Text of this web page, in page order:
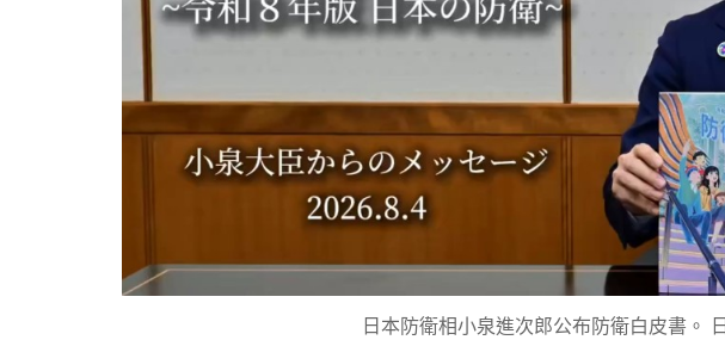
日本防衛相小泉進次郎公布防衛白皮書。